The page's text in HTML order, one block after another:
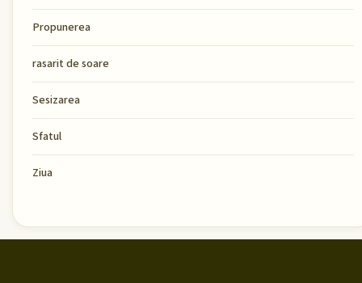
Propunerea
rasarit de soare
Sesizarea
Sfatul
Ziua